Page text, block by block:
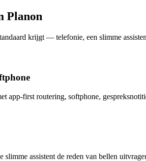
Planon
krijgt — telefonie, een slimme
app-first routering, softphone,
assistent de reden van bellen